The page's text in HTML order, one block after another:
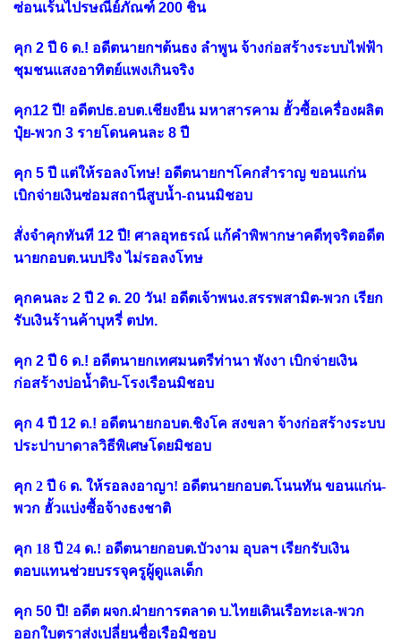
ซ่อนเร้นไปรษณีย์ภัณฑ์ 200 ชิ้น
คุก 2 ปี 6 ด.! อดีตนายกฯต้นธง ลำพูน จ้างก่อสร้างระบบไฟฟ้า
ชุมชนแสงอาทิตย์แพงเกินจริง
คุก12 ปี! อดีตปธ.อบต.เชียงยืน มหาสารคาม ฮั้วซื้อเครื่องผลิต
ปุ๋ย-พวก 3 รายโดนคนละ 8 ปี
คุก 5 ปี แต่ให้รอลงโทษ! อดีตนายกฯโคกสำราญ ขอนแก่น
เบิกจ่ายเงินซ่อมสถานีสูบน้ำ-ถนนมิชอบ
สั่งจำคุกทันที 12 ปี! ศาลอุทธรณ์ แก้คำพิพากษาคดีทุจริตอดีต
นายกอบต.นบปริง ไม่รอลงโทษ
คุกคนละ 2 ปี 2 ด. 20 วัน! อดีตเจ้าพนง.สรรพสามิต-พวก เรียก
รับเงินร้านค้าบุหรี่ ตปท.
คุก 2 ปี 6 ด.! อดีตนายกเทศมนตรีท่านา พังงา เบิกจ่ายเงิน
ก่อสร้างบ่อน้ำดิบ-โรงเรือนมิชอบ
คุก 4 ปี 12 ด.! อดีตนายกอบต.ชิงโค สงขลา จ้างก่อสร้างระบบ
ประปาบาดาลวิธีพิเศษโดยมิชอบ
คุก 2 ปี 6 ด. ให้รอลงอาญา! อดีตนายกอบต.โนนทัน ขอนแก่น-
พวก ฮั้วแบ่งซื้อจ้างธงชาติ
คุก 18 ปี 24 ด.! อดีตนายกอบต.บัวงาม อุบลฯ เรียกรับเงิน
ตอบแทนช่วยบรรจุครูผู้ดูแลเด็ก
คุก 50 ปี! อดีต ผจก.ฝ่ายการตลาด บ.ไทยเดินเรือทะเล-พวก
ออกใบตราส่งเปลี่ยนชื่อเรือมิชอบ